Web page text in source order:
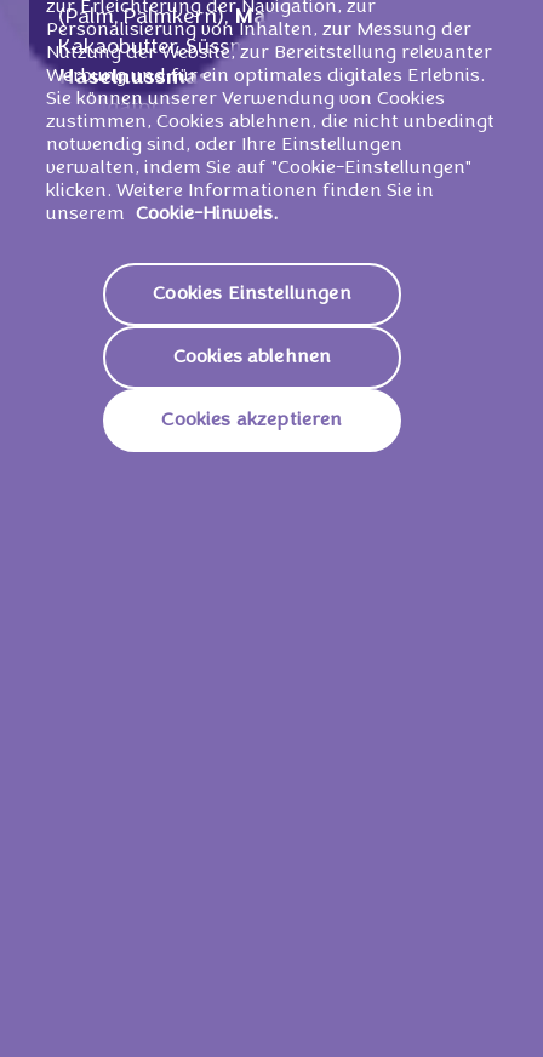
(Palm, Palmkern), Magermilchpulver
Kakaobutter, Süssmolkenpulver (ausMilch),
Haselnussmasse (5%),Butterreinfett,
Emulgator (Sojalecithine), Aroma. 9,5%
Magermilchpulverund 4,5%
Butterreinfett in der dunklen Schokolade.
Trocken lagern und vor Wärme schützen.
Nährwerte
Energie (Brennwert)
2395 KJ /
39g
zur Erleichterung der Navigation, zur
Personalisierung von Inhalten, zur Messung der
Nutzung der Website, zur Bereitstellung relevanter
Werbung und für ein optimales digitales Erlebnis.
Sie können unserer Verwendung von Cookies
zustimmen, Cookies ablehnen, die nicht unbedingt
notwendig sind, oder Ihre Einstellungen
verwalten, indem Sie auf "Cookie-Einstellungen"
klicken. Weitere Informationen finden Sie in
unserem
Cookie-Hinweis.
Cookies Einstellungen
Cookies ablehnen
Cookies akzeptieren